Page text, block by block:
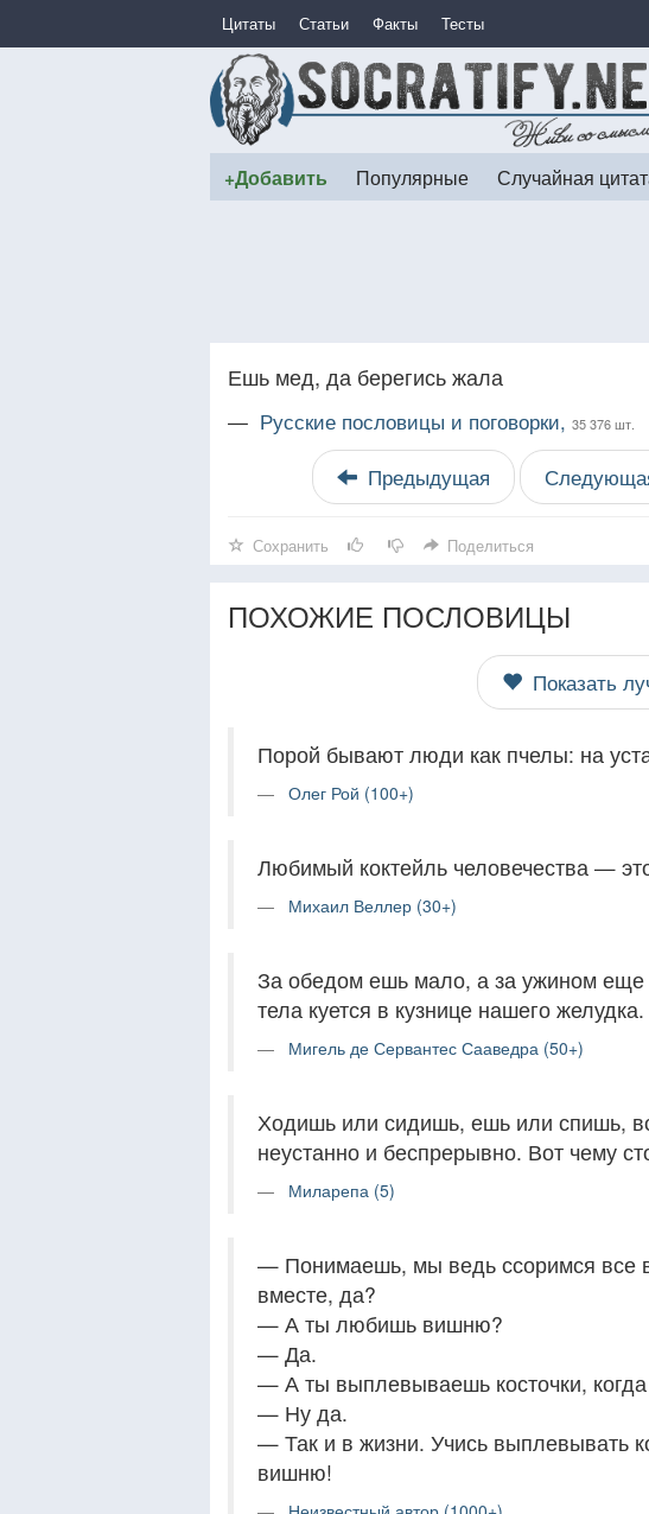
Цитаты Статьи Факты Тесты
+Добавить Популярные Случайная
Ешь мед, да берегись жала
— Русские пословицы и поговорки, 35 376 шт.
Предыдущая
Сохранить Поделиться
ПОХОЖИЕ ПОСЛОВИЦЫ
Показать
Порой бывают люди как пчелы: на
Олег Рой (100+)
Любимый коктейль человечества —
Михаил Веллер (30+)
За обедом ешь мало, а за ужином еще
тела куется в кузнице нашего желудка.
Мигель де Сервантес Сааведра (50+)
Ходишь или сидишь, ешь или спишь,
неустанно и беспрерывно. Вот чему
Миларепа (5)
— Понимаешь, мы ведь ссоримся
вместе, да?
— А ты любишь вишню?
— Да.
— А ты выплевываешь косточки,
— Ну да.
— Так и в жизни. Учись выплевывать
вишню!